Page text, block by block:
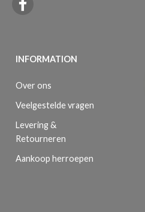
INFORMATION
Over ons
Veelgestelde vragen
Levering &
Retourneren
Aankoop herroepen